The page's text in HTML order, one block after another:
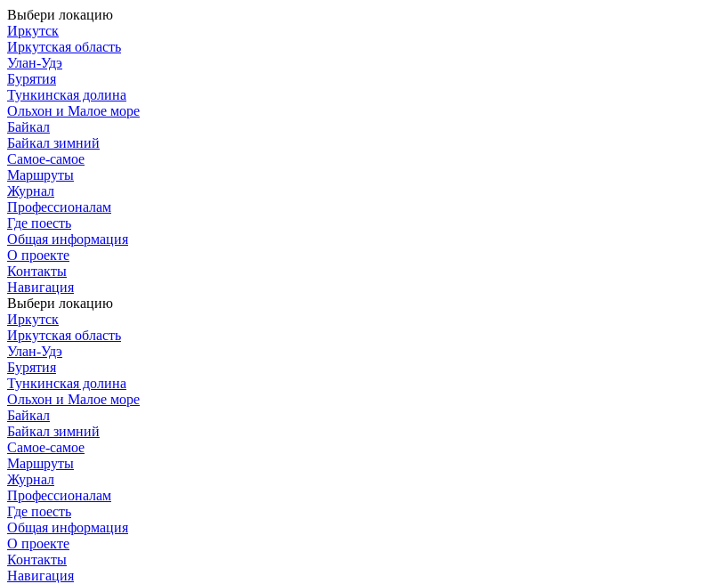
Выбери локацию
Иркутск
Иркутская область
Улан-Удэ
Бурятия
Тункинская долина
Ольхон и Малое море
Байкал
Байкал зимний
Самое-самое
Маршруты
Журнал
Профессионалам
Где поесть
Общая информация
О проекте
Контакты
Навигация
Выбери локацию
Иркутск
Иркутская область
Улан-Удэ
Бурятия
Тункинская долина
Ольхон и Малое море
Байкал
Байкал зимний
Самое-самое
Маршруты
Журнал
Профессионалам
Где поесть
Общая информация
О проекте
Контакты
Навигация